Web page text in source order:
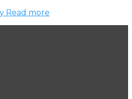
Read more